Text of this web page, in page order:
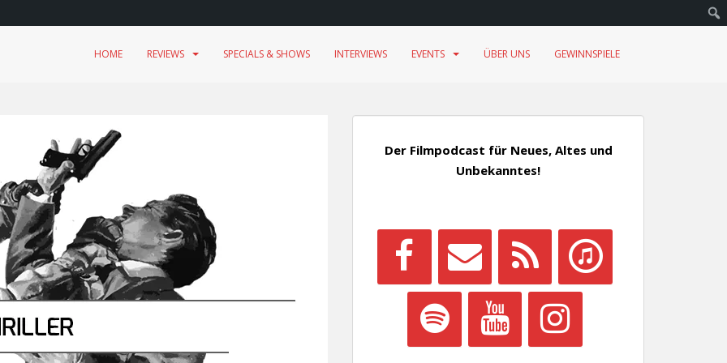
HOME REVIEWS SPECIALS & SHOWS INTERVIEWS EVENTS ÜBER UNS GEWINNSPIELE
Der Filmpodcast für Neues, Altes und
Unbekanntes!